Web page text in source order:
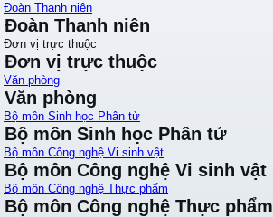
Đoàn Thanh niên
Đoàn Thanh niên
Đơn vị trực thuộc
Đơn vị trực thuộc
Văn phòng
Văn phòng
Bộ môn Sinh học Phân tử
Bộ môn Sinh học Phân tử
Bộ môn Công nghệ Vi sinh vật
Bộ môn Công nghệ Vi sinh vật
Bộ môn Công nghệ Thực phẩm
Bộ môn Công nghệ Thực phẩm